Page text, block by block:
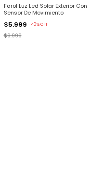
Farol Luz Led Solar Exterior Con
Sensor De Movimiento
$5.999 -40%OFF
$9.999